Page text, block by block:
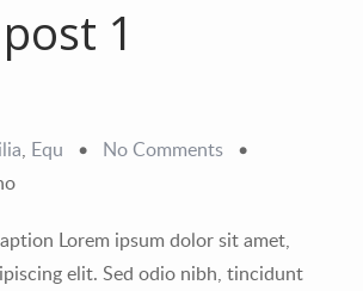
1
, Equ • No Comments •
Lorem ipsum dolor sit amet,
elit. Sed odio nibh, tincidunt